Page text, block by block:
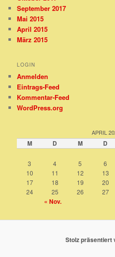
September 2017
Mai 2015
April 2015
März 2015
LOGIN
Anmelden
Eintrags-Feed
Kommentar-Feed
WordPress.org
APRIL
M D M D
3
4 5 6
10
11 12 13
17
18 19 20
24
25 26 27
« Nov.
Stolz präsentiert